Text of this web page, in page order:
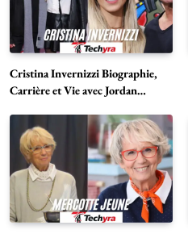
Cristina Invernizzi Biographie,
Carrière et Vie avec Jordan